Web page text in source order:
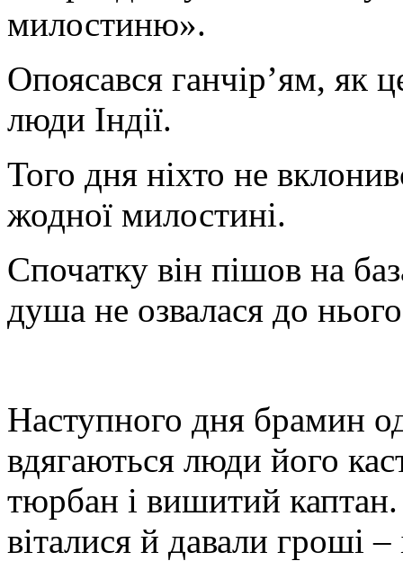
милостиню».
Опоясався ганчір’ям, як
люди Індії.
Того дня ніхто не
жодної милостині.
Спочатку він пішов на
душа не озвалася до
Наступного дня брамин
вдягаються люди його
тюрбан і вишитий
віталися й давали гроші